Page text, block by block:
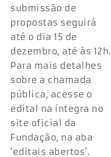
submissão de
propostas seguirá
até o dia 15 de
dezembro, até às 12h.
Para mais detalhes
sobre a chamada
pública, acesse o
edital na íntegra no
site oficial da
Fundação, na aba
‘editais abertos’.